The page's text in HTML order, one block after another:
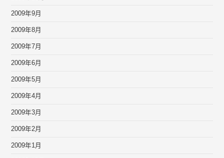
2009年9月
2009年8月
2009年7月
2009年6月
2009年5月
2009年4月
2009年3月
2009年2月
2009年1月